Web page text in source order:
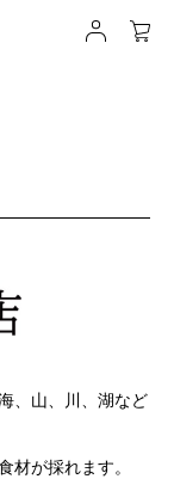
、山、川、湖など
材が採れます。